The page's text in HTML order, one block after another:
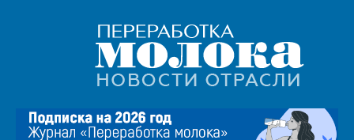
Переработка
молока
|
Новости